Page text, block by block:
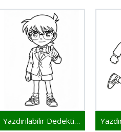
Yazdırılabilir Dedektif Conan